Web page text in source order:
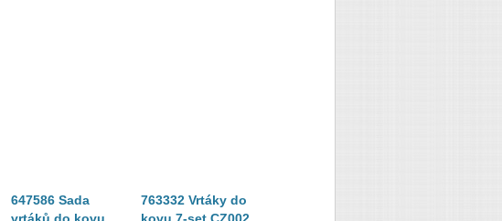
647586 Sada
763332 Vrtáky do